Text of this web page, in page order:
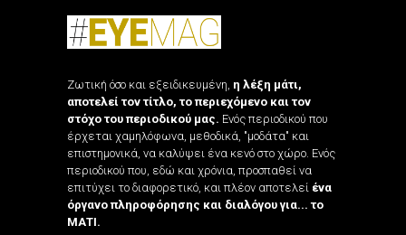
Ζωτική όσο και εξειδικευμένη, η λέξη μάτι,
αποτελεί τον τίτλο, το περιεχόμενο και τον
στόχο του περιοδικού μας. Ενός περιοδικού που
έρχεται χαμηλόφωνα, μεθοδικά, "μοδάτα" και
επιστημονικά, να καλύψει ένα κενό στο χώρο. Ενός
περιοδικού που, εδώ και χρόνια, προσπαθεί να
επιτύχει το διαφορετικό, και πλέον αποτελεί ένα
όργανο πληροφόρησης και διαλόγου για... το
ΜΑΤΙ.